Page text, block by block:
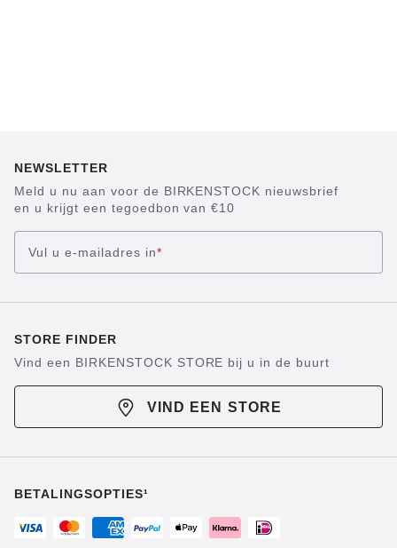
NEWSLETTER
Meld u nu aan voor de BIRKENSTOCK nieuwsbrief
en u krijgt een tegoedbon van €10
Vul u e-mailadres in*
STORE FINDER
Vind een BIRKENSTOCK STORE bij u in de buurt
VIND EEN STORE
BETALINGSOPTIES¹